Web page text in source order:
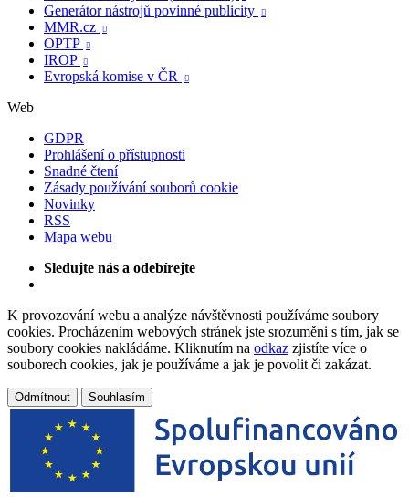
Generátor nástrojů povinné publicity 
MMR.cz 
OPTP 
IROP 
Evropská komise v ČR 
Web
GDPR
Prohlášení o přístupnosti
Snadné čtení
Zásady používání souborů cookie
Novinky
RSS
Mapa webu
Sledujte nás a odebírejte
K provozování webu a analýze návštěvnosti používáme soubory
cookies. Procházením webových stránek jste srozuměni s tím, jak se
soubory cookies nakládáme. Kliknutím na odkaz zjistíte více o
souborech cookies, jak je používáme a jak je povolit či zakázat.
Odmítnout Souhlasím